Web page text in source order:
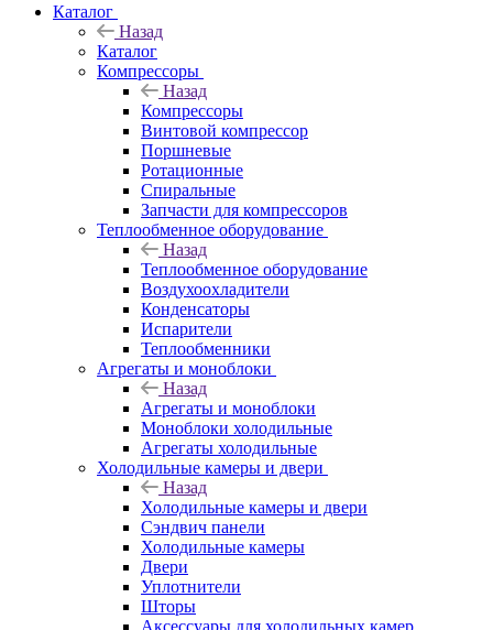
Каталог
Назад
Каталог
Компрессоры
Назад
Компрессоры
Винтовой компрессор
Поршневые
Ротационные
Спиральные
Запчасти для компрессоров
Теплообменное оборудование
Назад
Теплообменное оборудование
Воздухоохладители
Конденсаторы
Испарители
Теплообменники
Агрегаты и моноблоки
Назад
Агрегаты и моноблоки
Моноблоки холодильные
Агрегаты холодильные
Холодильные камеры и двери
Назад
Холодильные камеры и двери
Сэндвич панели
Холодильные камеры
Двери
Уплотнители
Шторы
Аксессуары для холодильных камер